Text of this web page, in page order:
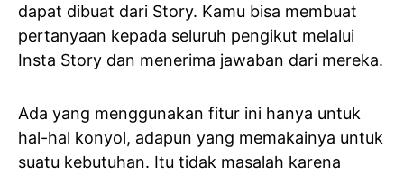
dapat dibuat dari Story. Kamu bisa membuat
pertanyaan kepada seluruh pengikut melalui
Insta Story dan menerima jawaban dari mereka.
Ada yang menggunakan fitur ini hanya untuk
hal-hal konyol, adapun yang memakainya untuk
suatu kebutuhan. Itu tidak masalah karena